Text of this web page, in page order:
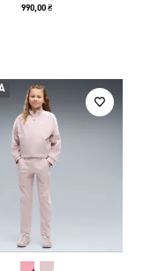
990,00 ₴